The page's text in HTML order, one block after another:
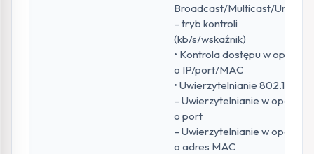
Broadcast/Multicast/Unicast
– tryb kontroli
(kb/s/wskaźnik)
• Kontrola dostępu w oparciu
o IP/port/MAC
• Uwierzytelnianie 802.1X
– Uwierzytelnianie w oparciu
o port
– Uwierzytelnianie w oparciu
o adres MAC